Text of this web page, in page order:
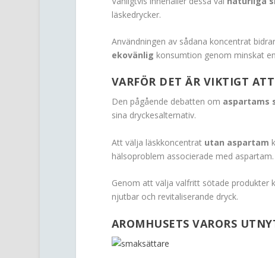
läskedrycker.
Användningen av sådana koncentrat
ekovänlig konsumtion genom minskat
VARFÖR DET ÄR VIKTIGT
Den pågående debatten om aspartams
sina dryckesalternativ.
Att välja läskkoncentrat utan aspartam
hälsoproblem associerade med aspartam.
Genom att välja valfritt sötade produkter
njutbar och revitaliserande dryck.
AROMHUSETS VARORS